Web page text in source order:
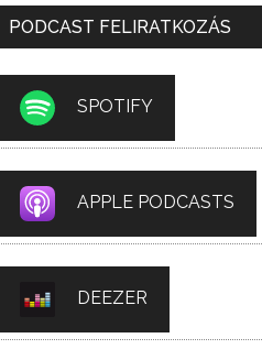
PODCAST FELIRATKOZÁS
SPOTIFY
APPLE PODCASTS
DEEZER